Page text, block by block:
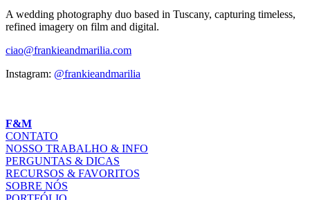
A wedding photography duo based in Tuscany, capturing timeless,
refined imagery on film and digital.
ciao@frankieandmarilia.com
Instagram: @frankieandmarilia
F&M
CONTATO
NOSSO TRABALHO & INFO
PERGUNTAS & DICAS
RECURSOS & FAVORITOS
SOBRE NÓS